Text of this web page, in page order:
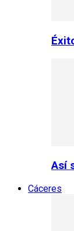
Así
Cáceres